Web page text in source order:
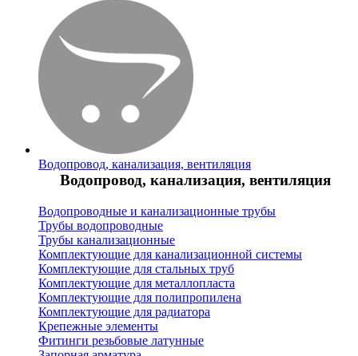
Водопровод, канализация, вентиляция
Водопровод, канализация, вентиляция
Водопроводные и канализационные трубы
Трубы водопроводные
Трубы канализационные
Комплектующие для канализационной системы
Комплектующие для стальных труб
Комплектующие для металлопласта
Комплектующие для полипропилена
Комплектующие для радиатора
Крепежные элементы
Фитинги резьбовые латунные